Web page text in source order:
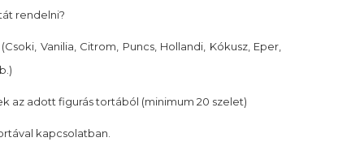
rendelni?
Vanilia, Citrom, Puncs, Hollandi, Kókusz, Eper,
az adott figurás tortából (minimum 20 szelet)
kapcsolatban.